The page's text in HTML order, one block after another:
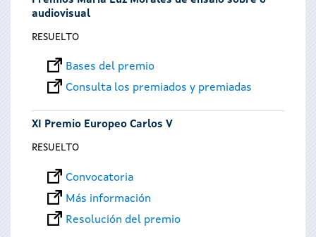
audiovisual
RESUELTO
Bases del premio
Consulta los premiados y premiadas
XI Premio Europeo Carlos V
RESUELTO
Convocatoria
Más información
Resolución del premio